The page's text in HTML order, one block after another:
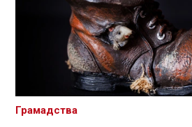
Грамадства